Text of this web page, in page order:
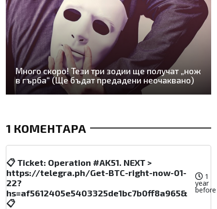
Много скоро! Тези три зодии ще получат „нож
в гърба“ (Ще бъдат предадени неочаквано)
1 КОМЕНТАРА
📋 Ticket: Operation #AK51. NEXT >
https://telegra.ph/Get-BTC-right-now-01-
22?
hs=af5612405e5403325de1bc7b0ff8a965&
📋
1
year
before